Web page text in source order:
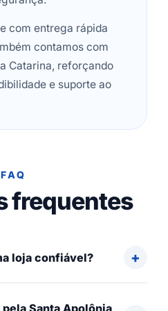
com entrega rápida
contamos com
Catarina, reforçando
e suporte ao
FAQ
frequentes
loja confiável?
Santa Apolônia